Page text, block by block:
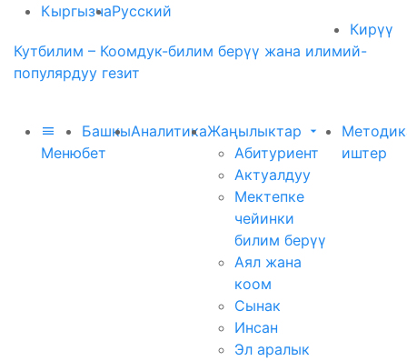
КыргызчаРусский
Кирүү
Кутбилим – Коомдук-билим берүү жана илимий-
популярдуу гезит
Меню
Башкы
бет
АналитикаЖаңылыктар
Абитуриент
Актуалдуу
Мектепке
чейинки
билим берүү
Аял жана
коом
Сынак
Инсан
Эл аралык
иштер